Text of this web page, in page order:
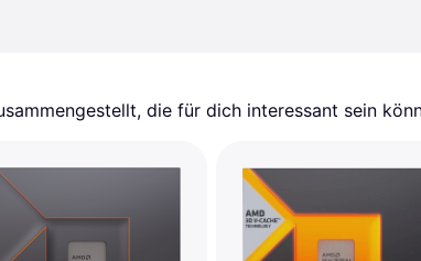
die für dich interessant sein